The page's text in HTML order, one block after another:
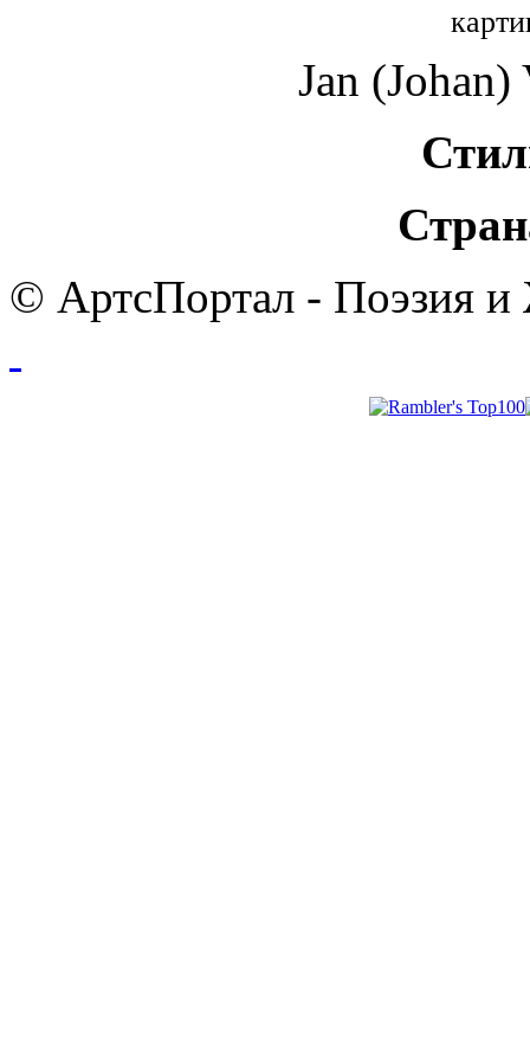
Jan
© АртсПортал - Поэзия